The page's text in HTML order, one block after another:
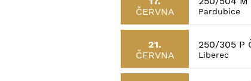
ČERVNA
Pardubice
21.
ČERVNA
250/305 P
Liberec